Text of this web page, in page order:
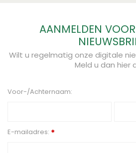
AANMELDEN
Wilt u regelmatig onze digitale
Meld u dan hier
Voor-/Achternaam:
E-mailadres: *